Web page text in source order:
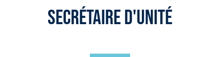
Secrétaire d'unité